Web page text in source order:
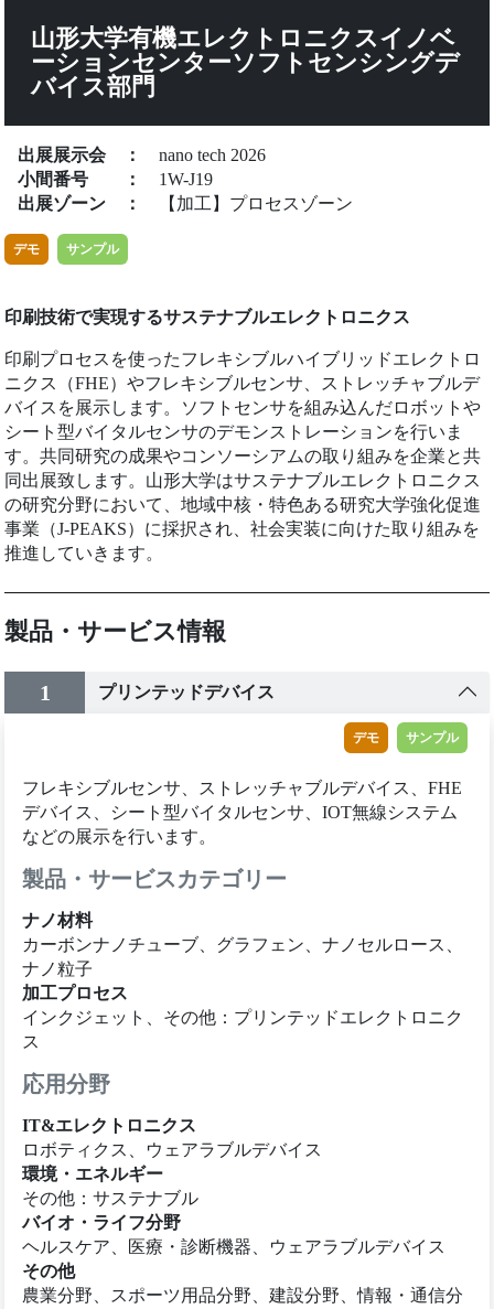
山形大学有機エレクトロニクスイノベ
ーションセンターソフトセンシングデ
バイス部門
出展展示会 ： nano tech 2026
小間番号
： 1W-J19
出展ゾーン ： 【加工】プロセスゾーン
デモ サンプル
印刷技術で実現するサステナブルエレクトロニクス
印刷プロセスを使ったフレキシブルハイブリッドエレクトロ
ニクス（FHE）やフレキシブルセンサ、ストレッチャブルデ
バイスを展示します。ソフトセンサを組み込んだロボットや
シート型バイタルセンサのデモンストレーションを行いま
す。共同研究の成果やコンソーシアムの取り組みを企業と共
同出展致します。山形大学はサステナブルエレクトロニクス
の研究分野において、地域中核・特色ある研究大学強化促進
事業（J-PEAKS）に採択され、社会実装に向けた取り組みを
推進していきます。
製品・サービス情報
1 プリンテッドデバイス
デモ サンプル
フレキシブルセンサ、ストレッチャブルデバイス、FHE
デバイス、シート型バイタルセンサ、IOT無線システム
などの展示を行います。
製品・サービスカテゴリー
ナノ材料
カーボンナノチューブ、グラフェン、ナノセルロース、
ナノ粒子
加工プロセス
インクジェット、その他：プリンテッドエレクトロニク
ス
応用分野
IT&エレクトロニクス
ロボティクス、ウェアラブルデバイス
環境・エネルギー
その他：サステナブル
バイオ・ライフ分野
ヘルスケア、医療・診断機器、ウェアラブルデバイス
その他
農業分野、スポーツ用品分野、建設分野、情報・通信分